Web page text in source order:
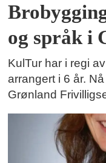
og språk i
KulTur har i regi
arrangert i 6 år.
Grønland